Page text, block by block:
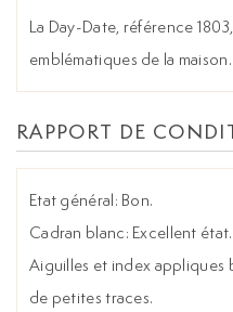
La Day-Date, référence
emblématiques de la maison.
RAPPORT DE
Etat général: Bon.
Cadran blanc: Excellent état.
Aiguilles et index appliques
de petites traces.